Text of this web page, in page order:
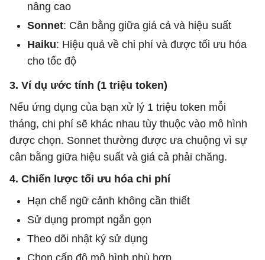
nâng cao
Sonnet: Cân bằng giữa giá cả và hiệu suất
Haiku: Hiệu quả về chi phí và được tối ưu hóa
cho tốc độ
3. Ví dụ ước tính (1 triệu token)
Nếu ứng dụng của bạn xử lý 1 triệu token mỗi
tháng, chi phí sẽ khác nhau tùy thuộc vào mô hình
được chọn. Sonnet thường được ưa chuộng vì sự
cân bằng giữa hiệu suất và giá cả phải chăng.
4. Chiến lược tối ưu hóa chi phí
Hạn chế ngữ cảnh không cần thiết
Sử dụng prompt ngắn gọn
Theo dõi nhật ký sử dụng